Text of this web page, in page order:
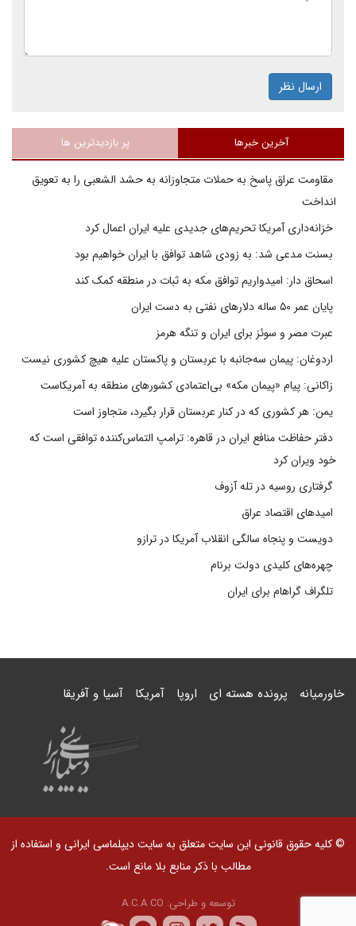
ارسال نظر
آخرین خبرها پر بازدیدترین ها
مقاومت عراق پاسخ به حملات متجاوزانه به حشد الشعبی را به تعویق
انداخت
خزانه‌داری آمریکا تحریم‌های جدیدی علیه ایران اعمال کرد
بسنت مدعی شد: به زودی شاهد توافق با ایران خواهیم بود
اسحاق دار: امیدواریم توافق مکه به ثبات در منطقه کمک کند
پایان عمر ۵۰ ساله دلارهای نفتی به دست ایران
عبرت مصر و سوئز برای ایران و تنگه هرمز
اردوغان: پیمان سه‌جانبه با عربستان و پاکستان علیه هیچ کشوری نیست
زاکانی: پیام «پیمان مکه» بی‌اعتمادی کشورهای منطقه به آمریکاست
یمن: هر کشوری که در کنار عربستان قرار بگیرد، متجاوز است
دفتر حفاظت منافع ایران در قاهره: ترامپ التماس‌کننده توافقی است که
خود ویران کرد
گرفتاری روسیه در تله آزوف
امیدهای اقتصاد عراق
دویست و پنجاه سالگی انقلاب آمریکا در ترازو
چهره‌های کلیدی دولت برنام
تلگراف گراهام برای ایران
خاورمیانه پرونده هسته ای اروپا آمریکا آسیا و آفریقا
© کلیه حقوق قانونی این سایت متعلق به سایت دیپلماسی ایرانی و استفاده از
مطالب با ذکر منابع بلا مانع است.
توسعه و طراحی: A.C.A CO